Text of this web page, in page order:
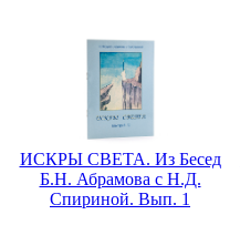
ИСКРЫ СВЕТА. Из Бесед
Б.Н. Абрамова с Н.Д.
Спириной. Вып. 1